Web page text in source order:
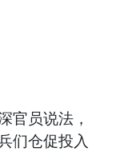
官员说法，
们仓促投入